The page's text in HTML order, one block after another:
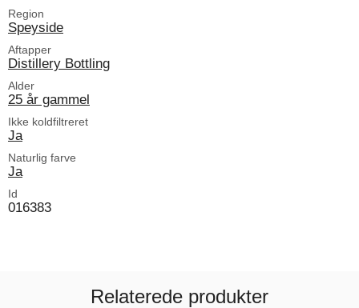
Region
Speyside
Aftapper
Distillery Bottling
Alder
25 år gammel
Ikke koldfiltreret
Ja
Naturlig farve
Ja
Id
016383
Relaterede produkter